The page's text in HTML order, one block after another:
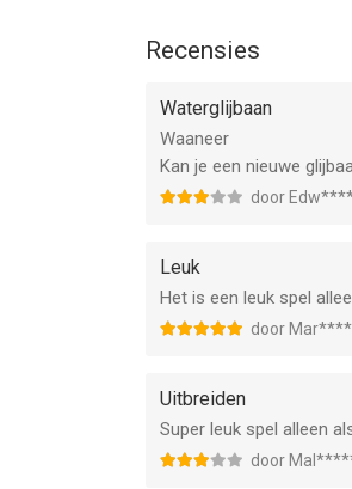
Recensies
Waterglijbaan
Waaneer
Kan je een nieuwe
door
Leuk
Het is een leuk spel
door
Uitbreiden
Super leuk spel alleen
door